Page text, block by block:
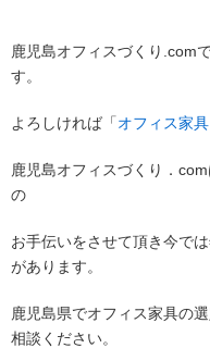
鹿児島オフィスづくり.com
す。
よろしければ「オフィス家具
鹿児島オフィスづくり．
の
お手伝いをさせて頂き今で
があります。
鹿児島県でオフィス家具の
相談ください。